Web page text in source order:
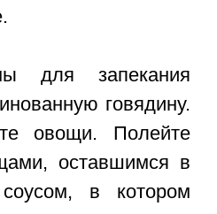
для запекания
говядину.
овощи. Полейте
оставшимся в
в котором